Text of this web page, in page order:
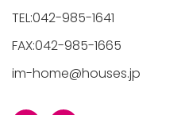
TEL:042-985-1641
FAX:042-985-1665
im-home@houses.jp